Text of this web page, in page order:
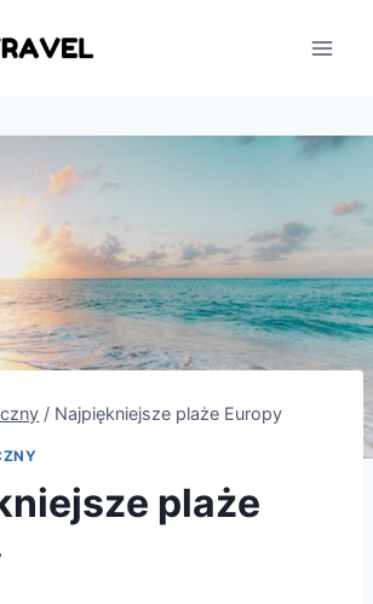
/ Najpiękniejsze plaże Europy
plaże